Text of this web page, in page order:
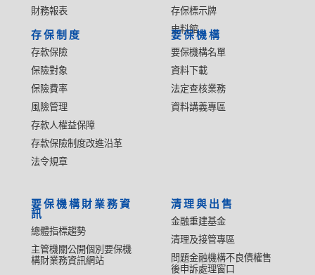
財務報表
存保標示牌
史料館
存保制度
存款保險
保險對象
保險費率
風險管理
存款人權益保障
存款保險制度改進沿革
法令規章
要保機構
要保機構名單
資料下載
法定查核業務
資料講義專區
要保機構財業務資
訊
總體指標趨勢
主管機關公開個別要保機
構財業務資訊網站
清理與出售
金融重建基金
清理及接管專區
問題金融機構不良債權售
後申訴處理窗口